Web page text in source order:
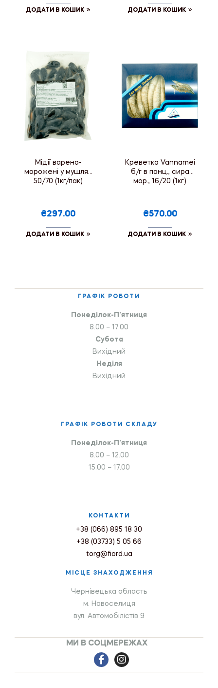
ДОДАТИ В КОШИК ДОДАТИ В КОШИК
Мідії варено-
морожені у мушлях
50/70 (1кг/пак)
₴297.00
ДОДАТИ В КОШИК
Креветка Vannamei
б/г в панц., сира
мор., 16/20 (1кг)
₴570.00
ДОДАТИ В КОШИК
ГРАФІК РОБОТИ
Понеділок-П’ятниця
8.00 – 17.00
Субота
Вихідний
Неділя
Вихідний
ГРАФІК РОБОТИ СКЛАДУ
Понеділок-П’ятниця
8.00 – 12.00
15.00 – 17.00
КОНТАКТИ
+38 (066) 895 18 30
+38 (03733) 5 05 66
torg@fiord.ua
МІСЦЕ ЗНАХОДЖЕННЯ
Чернівецька область
м. Новоселиця
вул. Автомобілістів 9
МИ В СОЦМЕРЕЖАХ